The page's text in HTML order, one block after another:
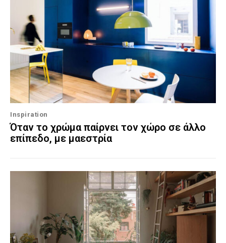
Inspiration
Όταν το χρώμα παίρνει τον χώρο σε άλλο
επίπεδο, με μαεστρία